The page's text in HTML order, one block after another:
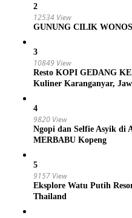
2
12534 View
GUNUNG CILIK
3
10849 View
Resto KOPI GEDANG
Kuliner Karanganyar,
4
9820 View
Ngopi dan Selfie Asyik di
MERBABU Kopeng
5
9157 View
Eksplore Watu Putih
Thailand